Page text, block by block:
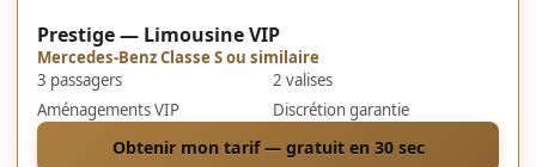
Prestige — Limousine VIP
Mercedes-Benz Classe S ou similaire
3 passagers
2 valises
Aménagements VIP
Discrétion garantie
Obtenir mon tarif — gratuit en 30 sec